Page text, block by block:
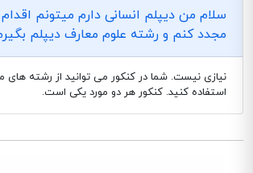
سلام من دیپلم انسانی دارم میتونم
مجدد کنم و رشته علوم معارف دیپلم
نیازی نیست. شما در کنکور می توانید از رشته های
استفاده کنید. کنکور هر دو مورد یکی است.